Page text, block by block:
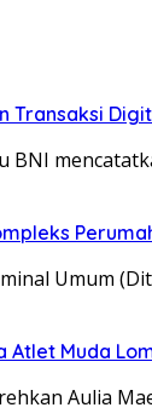
Transaksi
BNI
Umum
Atlet Muda
Aulia